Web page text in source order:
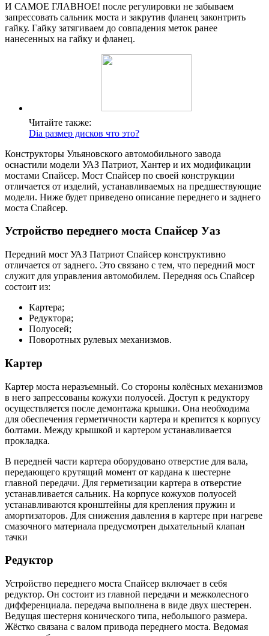
И САМОЕ ГЛАВНОЕ! после регулировки не забываем
запрессовать сальник моста и закрутив фланец законтрить
гайку. Гайку затягиваем до совпадения меток ранее
нанесенных на гайку и фланец.
Читайте также:
Dia размер дисков что это?
Конструкторы Ульяновского автомобильного завода
оснастили модели УАЗ Патриот, Хантер и их модификации
мостами Спайсер. Мост Спайсер по своей конструкции
отличается от изделий, устанавливаемых на предшествующие
модели. Ниже будет приведено описание переднего и заднего
моста Спайсер.
Устройство переднего моста Спайсер Уаз
Передний мост УАЗ Патриот Спайсер конструктивно
отличается от заднего. Это связано с тем, что передний мост
служит для управления автомобилем. Передняя ось Спайсер
состоит из:
Картера;
Редуктора;
Полуосей;
Поворотных рулевых механизмов.
Картер
Картер моста неразъемный. Со стороны колёсных механизмов
в него запрессованы кожухи полуосей. Доступ к редуктору
осуществляется после демонтажа крышки. Она необходима
для обеспечения герметичности картера и крепится к корпусу
болтами. Между крышкой и картером устанавливается
прокладка.
В передней части картера оборудовано отверстие для вала,
передающего крутящий момент от кардана к шестерне
главной передачи. Для герметизации картера в отверстие
устанавливается сальник. На корпусе кожухов полуосей
устанавливаются кронштейны для крепления пружин и
амортизаторов. Для снижения давления в картере при нагреве
смазочного материала предусмотрен дыхательный клапан
тачки
Редуктор
Устройство переднего моста Спайсер включает в себя
редуктор. Он состоит из главной передачи и межколесного
дифференциала. передача выполнена в виде двух шестерен.
Ведущая шестерня конического типа, небольшого размера.
Жёстко связана с валом привода переднего моста. Ведомая